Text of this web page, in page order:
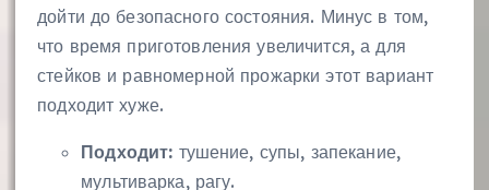
дойти до безопасного состояния. Минус в том,
что время приготовления увеличится, а для
стейков и равномерной прожарки этот вариант
подходит хуже.
Подходит: тушение, супы, запекание,
мультиварка, рагу.